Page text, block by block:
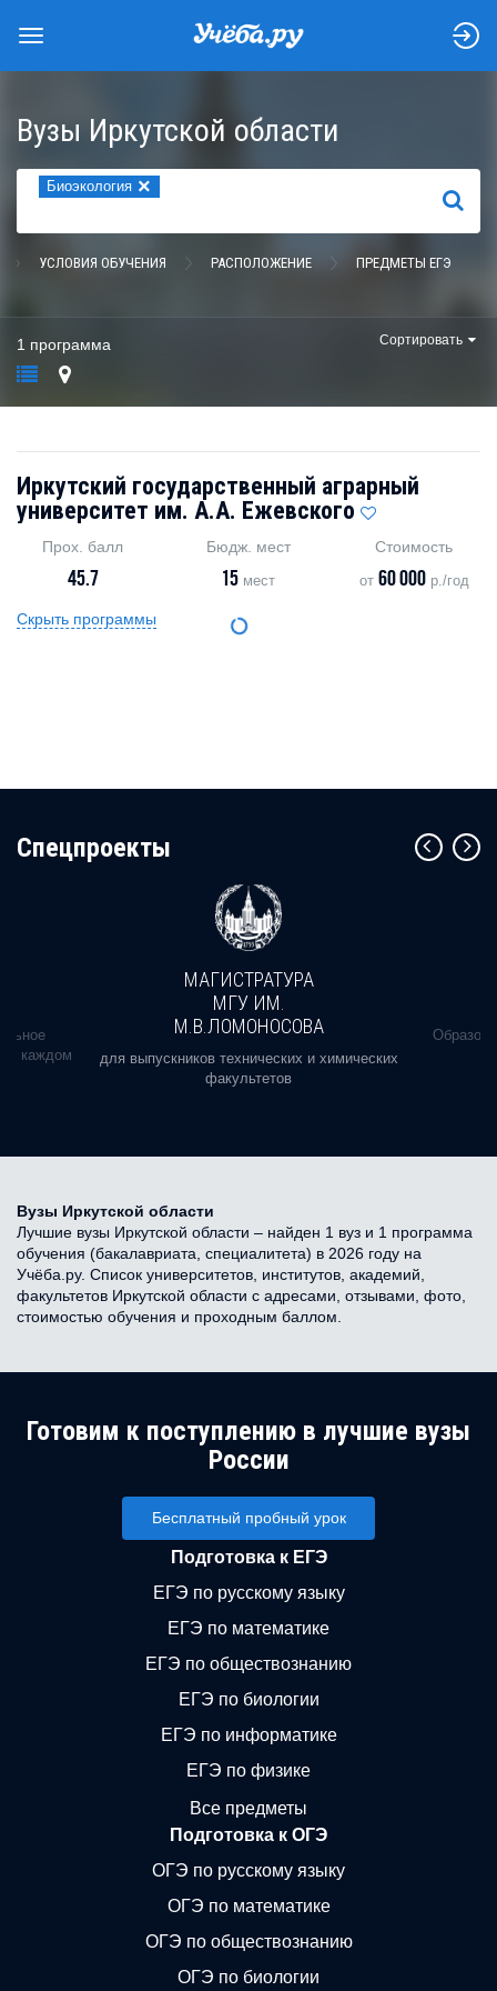
Вузы Иркутской области
Биоэкология ×
НАЙТИ
УСЛОВИЯ ОБУЧЕНИЯ РАСПОЛОЖЕНИЕ ПРЕДМЕТЫ ЕГЭ
1 программа Сортировать
Иркутский государственный аграрный
университет им. А.А. Ежевского
Прох. балл
45.7
Бюдж. мест
15 мест
Стоимость
от 60 000р./год
Скрыть программы
Cпецпроекты
в каждом
МАГИСТРАТУРА
МГУ ИМ.
М.В.ЛОМОНОСОВА
для выпускников технических и химических
факультетов
Вузы Иркутской области
Лучшие вузы Иркутской области – найден 1 вуз и 1 программа
обучения (бакалавриата, специалитета) в 2026 году на
Учёба.ру. Список университетов, институтов, академий,
факультетов Иркутской области с адресами, отзывами, фото,
стоимостью обучения и проходным баллом.
Готовим к поступлению в лучшие вузы
России
Бесплатный пробный урок
Подготовка к ЕГЭ
ЕГЭ по русскому языку
ЕГЭ по математике
ЕГЭ по обществознанию
ЕГЭ по биологии
ЕГЭ по информатике
ЕГЭ по физике
Все предметы
Подготовка к ОГЭ
ОГЭ по русскому языку
ОГЭ по математике
ОГЭ по обществознанию
ОГЭ по биологии